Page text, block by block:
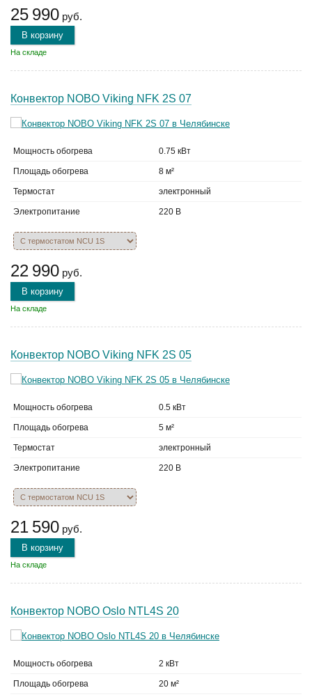
25 990 руб.
В корзину
На складе
Конвектор NOBO Viking NFK 2S 07
Мощность обогрева 0.75 кВт
Площадь обогрева 8 м²
Термостат электронный
Электропитание 220 В
22 990 руб.
В корзину
На складе
Конвектор NOBO Viking NFK 2S 05
Мощность обогрева 0.5 кВт
Площадь обогрева 5 м²
Термостат электронный
Электропитание 220 В
21 590 руб.
В корзину
На складе
Конвектор NOBO Oslo NTL4S 20
Мощность обогрева 2 кВт
Площадь обогрева 20 м²